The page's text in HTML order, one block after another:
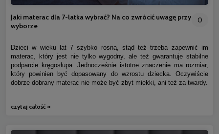
Jaki materac dla 7-latka wybrać? Na co zwrócić uwagę przy
wyborze
0
Dzieci w wieku lat 7 szybko rosną, stąd też trzeba zapewnić im
materac, który jest nie tylko wygodny, ale też gwarantuje stabilne
podparcie kręgosłupa. Jednocześnie istotne znaczenie ma rozmiar,
który powinien być dopasowany do wzrostu dziecka. Oczywiście
dobrze dobrany materac nie może być zbyt miękki, ani też za twardy.
czytaj całość »